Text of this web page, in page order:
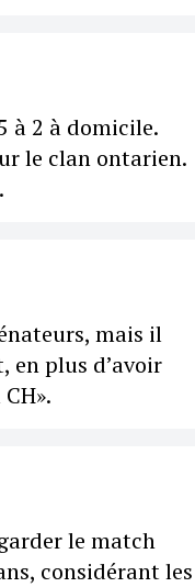
à 2 à domicile.
le clan ontarien.
mais il
plus d’avoir
le match
considérant les